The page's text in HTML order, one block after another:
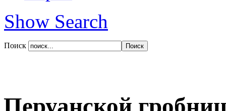
Show Search
Поиск